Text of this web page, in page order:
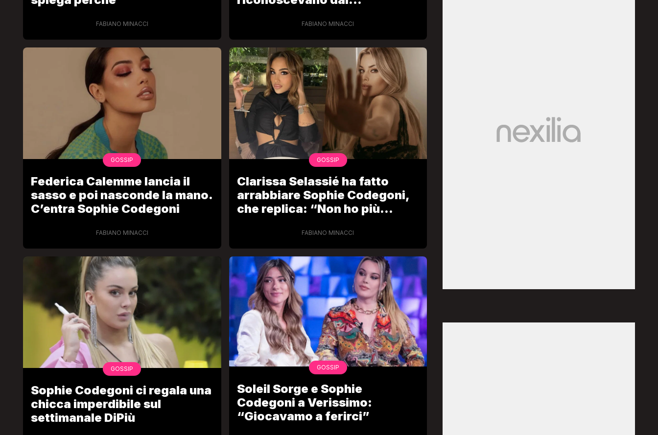
FABIANO MINACCI FABIANO MINACCI
GOSSIP
Federica Calemme lancia il
sasso e poi nasconde la mano.
C’entra Sophie Codegoni
FABIANO MINACCI
GOSSIP
Clarissa Selassié ha fatto
arrabbiare Sophie Codegoni,
che replica: “Non ho più
FABIANO MINACCI
GOSSIP
Sophie Codegoni ci regala una
chicca imperdibile sul
settimanale DiPiù
GOSSIP
Soleil Sorge e Sophie
Codegoni a Verissimo:
“Giocavamo a ferirci”